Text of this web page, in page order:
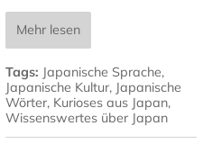
Mehr lesen
Tags: Japanische Sprache,
Japanische Kultur, Japanische
Wörter, Kurioses aus Japan,
Wissenswertes über Japan